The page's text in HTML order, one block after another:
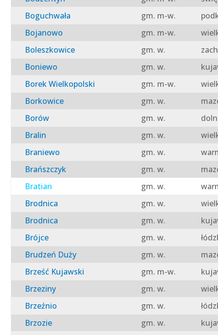
Boguchwała
gm. m-w.
Bojanowo
gm. m-w.
Boleszkowice
gm. w.
Boniewo
gm. w.
Borek Wielkopolski
gm. m-w.
Borkowice
gm. w.
Borów
gm. w.
Bralin
gm. w.
Braniewo
gm. w.
Brańszczyk
gm. w.
Bratian
gm. w.
Brodnica
gm. w.
Brodnica
gm. w.
Brójce
gm. w.
Brudzeń Duży
gm. w.
Brześć Kujawski
gm. m-w.
Brzeziny
gm. w.
Brzeźnio
gm. w.
Brzozie
gm. w.